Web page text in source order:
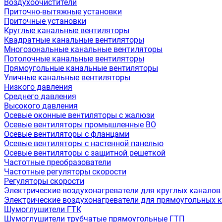
Воздухоочистители
Приточно-вытяжные установки
Приточные установки
Круглые канальные вентиляторы
Квадратные канальные вентиляторы
Многозональные канальные вентиляторы
Потолочные канальные вентиляторы
Прямоугольные канальные вентиляторы
Уличные канальные вентиляторы
Низкого давления
Среднего давления
Высокого давления
Осевые оконные вентиляторы с жалюзи
Осевые вентиляторы промышленные ВО
Осевые вентиляторы с фланцами
Осевые вентиляторы с настенной панелью
Осевые вентиляторы с защитной решеткой
Частотные преобразователи
Частотные регуляторы скорости
Регуляторы скорости
Электрические воздухонагреватели для круглых каналов
Электрические воздухонагреватели для прямоугольных
Шумоглушители ГТК
Шумоглушители трубчатые прямоугольные ГТП